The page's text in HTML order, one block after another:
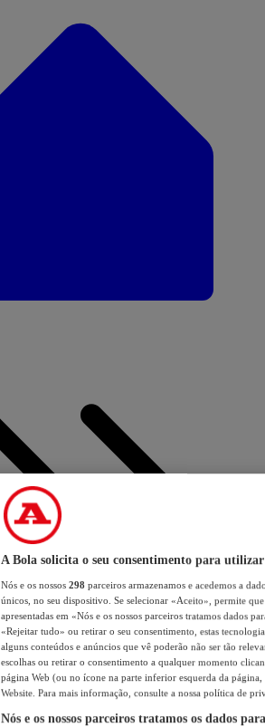
A Bola solicita o seu consentimento para utilizar
Nós e os nossos 298 parceiros armazenamos e acedemos a
únicos, no seu dispositivo. Se selecionar «Aceito», permite
apresentadas em «Nós e os nossos parceiros tratamos dados
«Rejeitar tudo» ou retirar o seu consentimento, estas
alguns conteúdos e anúncios que vê poderão não ser tão
escolhas ou retirar o consentimento a qualquer momento
página Web (ou no ícone na parte inferior esquerda da página,
Website. Para mais informação, consulte a nossa política de
Nós e os nossos parceiros tratamos os dados